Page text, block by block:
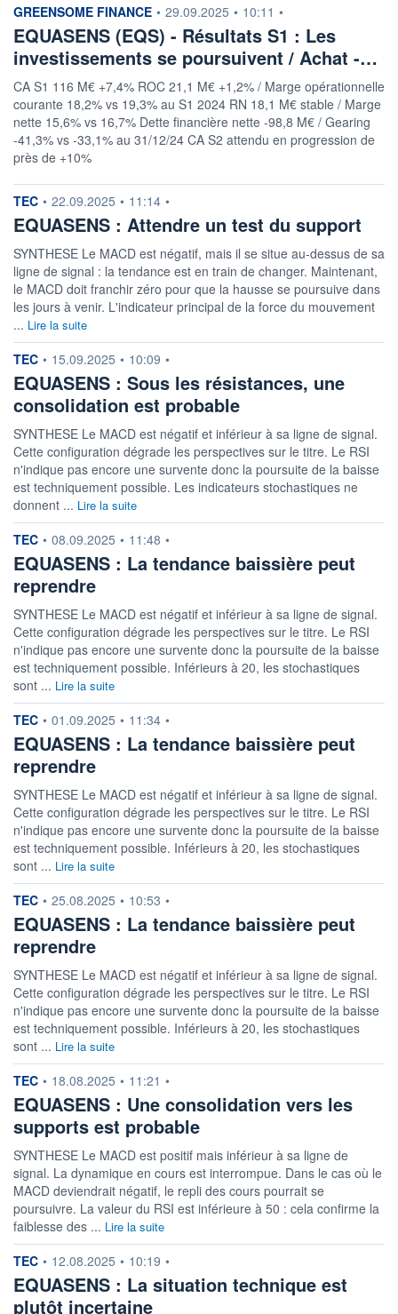
OUVERTURE
33,4500
CLÔTURE VEILLE
33,5000
+ HAUT
34,2000 33,4500
VOLUME
8 194
CAPITAL ÉCHANGÉ
0,05%
VALORISATION
517 MEUR
DERNIER ÉCHANGE
06.08.26 / 12:36:05
BAISSE
32,5000
HAUSSE
RENDEMENT
4,40%
PER ESTIMÉ
11,12
DERNIER
DIVIDENDE
1,40 EUR (01/07/26)
DATE
DERNIER
DIVIDENDE
01/07/26
PROCHAIN
-
SRD
PEA
PEA-PME
CTO BUSINESS
+ ALERTE + PORTEFEUILLE + LISTE
information fournie par
GREENSOME FINANCE • 29.09.2025 • 10:11 •
EQUASENS (EQS) - Résultats S1 : Les
investissements se poursuivent / Achat -…
CA S1 116 M€ +7,4% ROC 21,1 M€ +1,2% / Marge opérationnelle
courante 18,2% vs 19,3% au S1 2024 RN 18,1 M€ stable / Marge
nette 15,6% vs 16,7% Dette financière nette -98,8 M€ / Gearing
-41,3% vs -33,1% au 31/12/24 CA S2 attendu en progression de
près de +10%
information fournie par
TEC • 22.09.2025 • 11:14 •
EQUASENS : Attendre un test du support
SYNTHESE Le MACD est négatif, mais il se situe au-dessus de sa
ligne de signal : la tendance est en train de changer. Maintenant,
le MACD doit franchir zéro pour que la hausse se poursuive dans
les jours à venir. L'indicateur principal de la force du mouvement
... Lire la suite
information fournie par
TEC • 15.09.2025 • 10:09 •
EQUASENS : Sous les résistances, une
consolidation est probable
SYNTHESE Le MACD est négatif et inférieur à sa ligne de signal.
Cette configuration dégrade les perspectives sur le titre. Le RSI
n'indique pas encore une survente donc la poursuite de la baisse
est techniquement possible. Les indicateurs stochastiques ne
donnent ... Lire la suite
information fournie par
TEC • 08.09.2025 • 11:48 •
EQUASENS : La tendance baissière peut
reprendre
SYNTHESE Le MACD est négatif et inférieur à sa ligne de signal.
Cette configuration dégrade les perspectives sur le titre. Le RSI
n'indique pas encore une survente donc la poursuite de la baisse
est techniquement possible. Inférieurs à 20, les stochastiques
sont ... Lire la suite
information fournie par
TEC • 01.09.2025 • 11:34 •
EQUASENS : La tendance baissière peut
reprendre
SYNTHESE Le MACD est négatif et inférieur à sa ligne de signal.
Cette configuration dégrade les perspectives sur le titre. Le RSI
n'indique pas encore une survente donc la poursuite de la baisse
est techniquement possible. Inférieurs à 20, les stochastiques
sont ... Lire la suite
information fournie par
TEC • 25.08.2025 • 10:53 •
EQUASENS : La tendance baissière peut
reprendre
SYNTHESE Le MACD est négatif et inférieur à sa ligne de signal.
Cette configuration dégrade les perspectives sur le titre. Le RSI
n'indique pas encore une survente donc la poursuite de la baisse
est techniquement possible. Inférieurs à 20, les stochastiques
sont ... Lire la suite
information fournie par
TEC • 18.08.2025 • 11:21 •
EQUASENS : Une consolidation vers les
supports est probable
SYNTHESE Le MACD est positif mais inférieur à sa ligne de
signal. La dynamique en cours est interrompue. Dans le cas où le
MACD deviendrait négatif, le repli des cours pourrait se
poursuivre. La valeur du RSI est inférieure à 50 : cela confirme la
faiblesse des ... Lire la suite
information fournie par
TEC • 12.08.2025 • 10:19 •
EQUASENS : La situation technique est
plutôt incertaine